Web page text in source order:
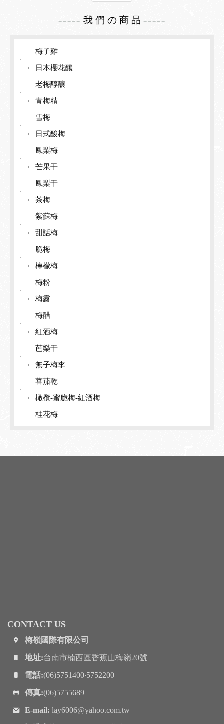
===== 我 們 の 商 品 =====
梅子雞
日本櫻花釀
老梅醇釀
青梅精
雪梅
日式酸梅
鳳梨梅
芒果干
鳳梨干
茶梅
紫蘇梅
甜話梅
脆梅
檸檬梅
梅粉
梅露
梅醋
紅酒梅
芭樂干
無子梅李
蕃茄乾
橄欖-蜜脆梅-紅酒梅
桂花梅
CONTACT US
梅嶺國際有限公司
地址:台南市楠西區香蕉山梅嶺20號
電話:(06)5751400‧5752200
傳真:(06)5755689
E-mail: lay6006@yahoo.com.tw